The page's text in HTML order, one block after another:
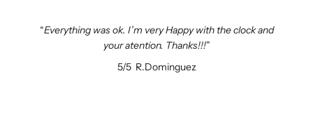
Everything was ok. I’m very Happy with the clock and
your atention. Thanks!!!
5/5R.Dominguez